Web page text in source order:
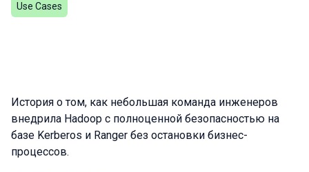
Use Cases
История о том, как небольшая команда инженеров
внедрила Hadoop с полноценной безопасностью на
базе Kerberos и Ranger без остановки бизнес-
процессов.